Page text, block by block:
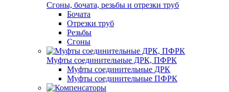
Сгоны, бочата, резьбы и отрезки труб
Бочата
Отрезки труб
Резьбы
Сгоны
Муфты соединительные ДРК, ПФРК
Муфты соединительные ДРК
Муфты соединительные ПФРК